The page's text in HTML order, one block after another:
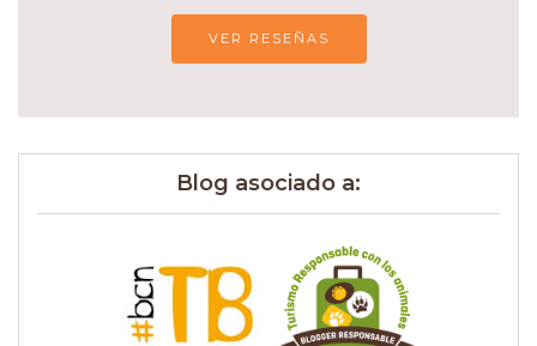
VER RESEÑAS
Blog asociado a: